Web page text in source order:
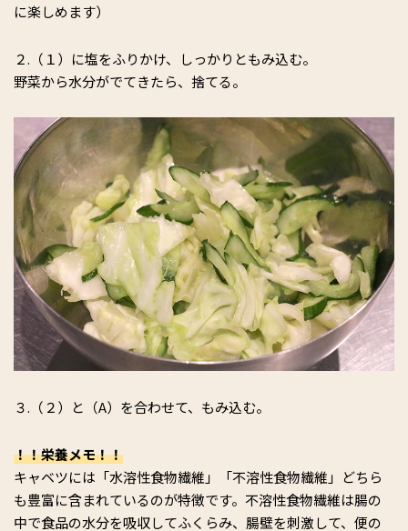
に楽しめます）
２.（１）に塩をふりかけ、しっかりともみ込む。
野菜から水分がでてきたら、捨てる。
３.（２）と（A）を合わせて、もみ込む。
！！栄養メモ！！
キャベツには「水溶性食物繊維」「不溶性食物繊維」どちら
も豊富に含まれているのが特徴です。不溶性食物繊維は腸の
中で食品の水分を吸収してふくらみ、腸壁を刺激して、便の